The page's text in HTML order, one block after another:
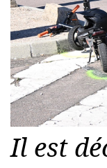
Il est